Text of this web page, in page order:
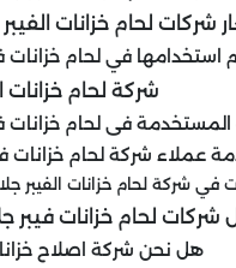
شركات لحام خزانات
استخدامها في لحام خزانات
شركة لحام خزانات
المستخدمة فى لحام خزانات
عملاء شركة لحام خزانات
شركات لحام خزانات فيبر
هل نحن شركة اصلاح